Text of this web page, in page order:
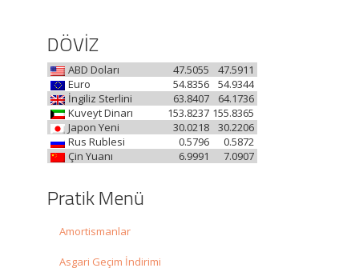
DÖVİZ
ABD Doları 47.5911
47.5055
Euro
54.9344
54.8356
İngiliz Sterlini
64.1736
63.8407
Kuveyt Dinarı
155.8365
153.8237
Japon Yeni
30.2206
30.0218
Rus Rublesi
0.5872
0.5796
Çin Yuanı
7.0907
6.9991
Pratik Menü
Amortismanlar
Asgari Geçim İndirimi